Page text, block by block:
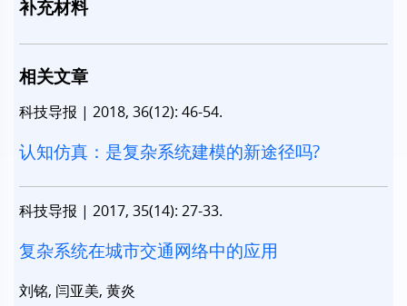
补充材料
相关文章
科技导报 | 2018, 36(12): 46-54.
认知仿真：是复杂系统建模的新途径吗?
科技导报 | 2017, 35(14): 27-33.
复杂系统在城市交通网络中的应用
刘铭, 闫亚美, 黄炎